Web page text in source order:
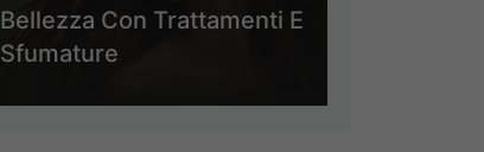
Bellezza Con Trattamenti E
Sfumature